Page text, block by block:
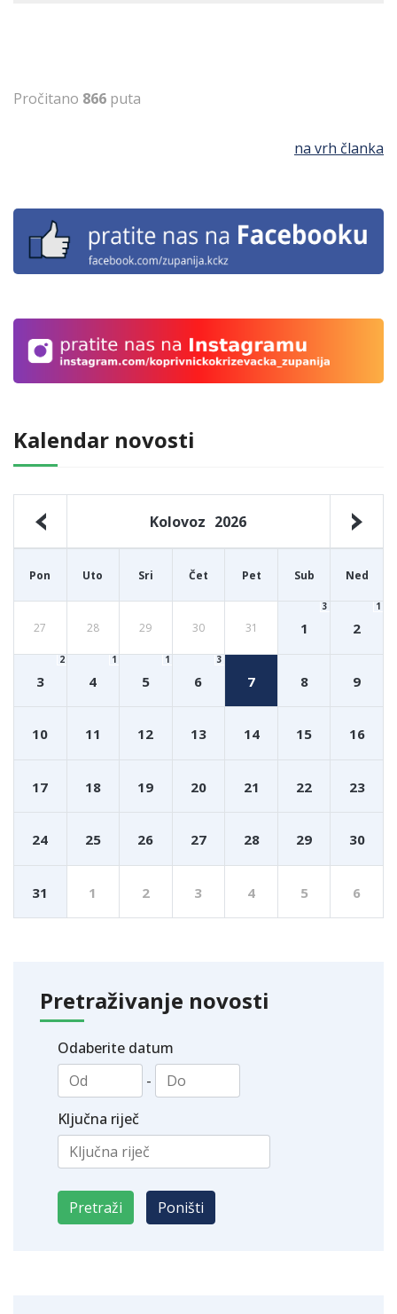
Kalendar novosti
Kolovoz 2026
Pon Uto Sri Čet Pet Sub Ned
27 28 29 30 31 1
3
2
1
3
2
4
1
5
1
6
3
7 8 9
10 11 12 13 14 15 16
17 18 19 20 21 22 23
24 25 26 27 28 29 30
31 1 2 3 4 5 6
Pretraživanje novosti
Odaberite datum
-
Ključna riječ
Pročitano 866 puta
na vrh članka